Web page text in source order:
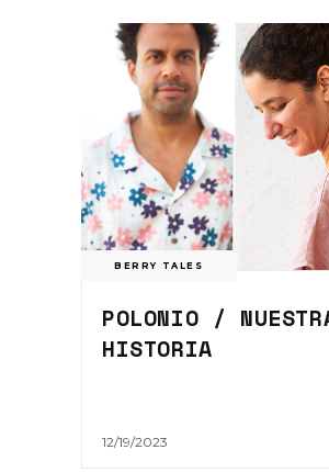
BERRY TALES
POLONIO /
HISTORIA
12/19/2023